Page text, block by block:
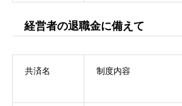
経営者の退職金に備えて
共済名 制度内容